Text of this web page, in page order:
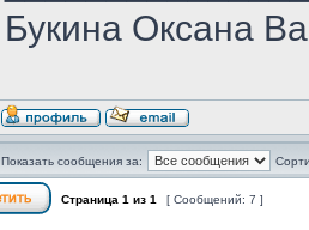
Букина Оксана
Показать сообщения за:
Страница 1 из 1 [ Сообщений: 7 ]